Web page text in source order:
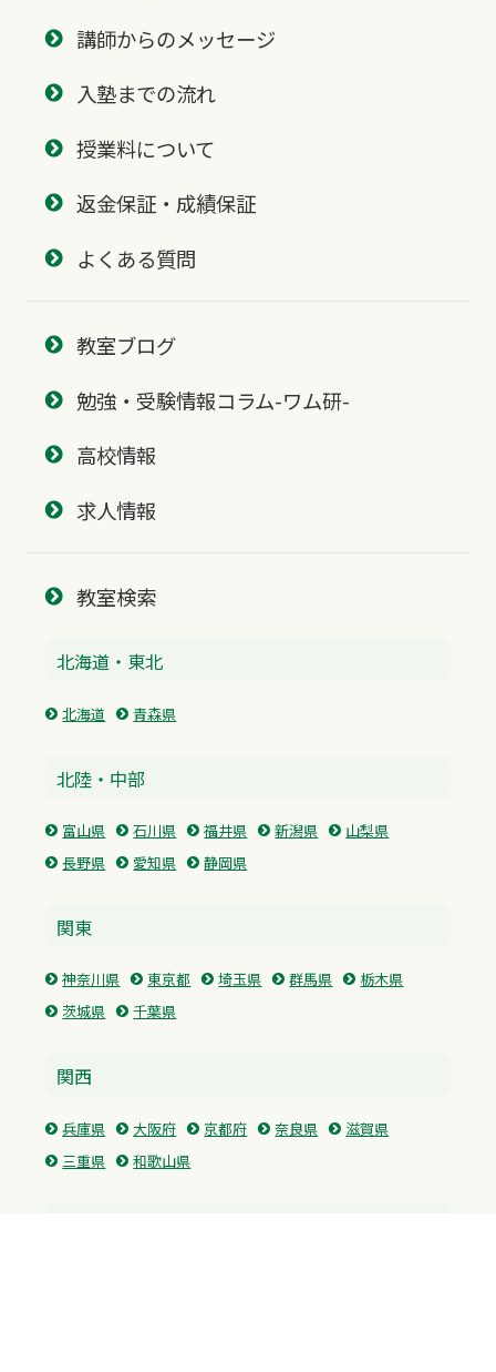
講師からのメッセージ
入塾までの流れ
授業料について
返金保証・成績保証
よくある質問
教室ブログ
勉強・受験情報コラム-ワム研-
高校情報
求人情報
教室検索
北海道・東北
北海道 青森県
北陸・中部
富山県 石川県 福井県 新潟県
山梨県
長野県
愛知県 静岡県
関東
神奈川県 東京都 埼玉県 群馬県
栃木県
茨城県
千葉県
関西
兵庫県 大阪府 京都府 奈良県
滋賀県
三重県
和歌山県